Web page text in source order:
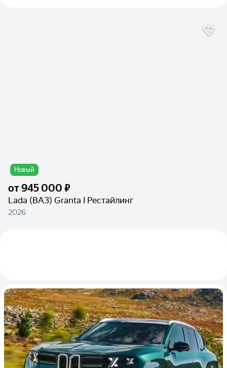
Новый
от945 000 ₽
Lada (ВАЗ) Granta I Рестайлинг
2026